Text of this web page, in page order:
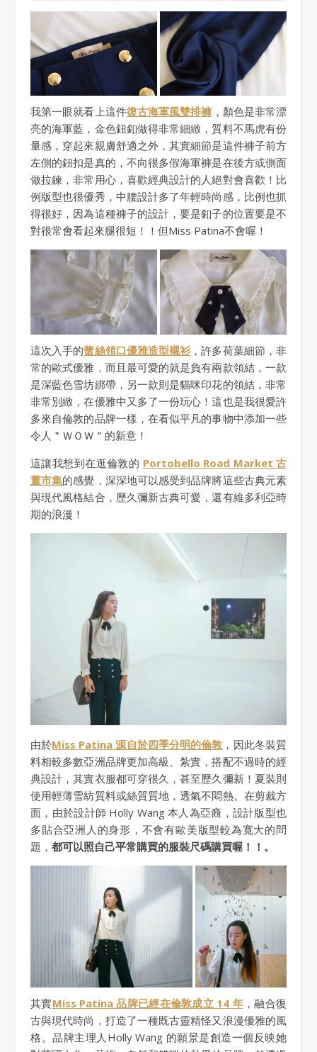
我第一眼就看上這件復古海軍風雙排褲 ，顏色是非常漂
亮的海軍藍，金色鈕釦做得非常細緻，質料不馬虎有份
量感，穿起來親膚舒適之外，其實細節是這件褲子前方
左側的鈕扣是真的，不向很多假海軍褲是在後方或側面
做拉鍊，非常用心，喜歡經典設計的人絕對會喜歡！比
例版型也很優秀，中腰設計多了年輕時尚感，比例也抓
得很好，因為這種褲子的設計，要是釦子的位置要是不
對很常會看起來腿很短！！但Miss Patina不會喔！
這次入手的蕾絲領口優雅造型襯衫 ，許多荷葉細節，非
常的歐式優雅，而且最可愛的就是負有兩款領結，一款
是深藍色雪坊綁帶，另一款則是貓咪印花的領結，非常
非常別緻，在優雅中又多了一份玩心！這也是我很愛許
多來自倫敦的品牌一樣，在看似平凡的事物中添加一些
令人＂ＷＯＷ＂的新意！
這讓我想到在逛倫敦的 Portobello Road Market 古
董市集的感覺，深深地可以感受到品牌將這些古典元素
與現代風格結合，歷久彌新古典可愛，還有維多利亞時
期的浪漫！
由於Miss Patina 源自於四季分明的倫敦 ，因此冬裝質
料相較多數亞洲品牌更加高級、紮實，搭配不過時的經
典設計，其實衣服都可穿很久，甚至歷久彌新！夏裝則
使用輕薄雪紡質料或絲質質地，透氣不悶熱。在剪裁方
面，由於設計師 Holly Wang 本人為亞裔，設計版型也
多貼合亞洲人的身形，不會有歐美版型較為寬大的問
題， 都可以照自己平常購買的服裝尺碼購買喔！！。
其實Miss Patina 品牌已經在倫敦成立 14 年 ，融合復
古與現代時尚，打造了一種既古靈精怪又浪漫優雅的風
格。品牌主理人Holly Wang 的願景是創造一個反映她